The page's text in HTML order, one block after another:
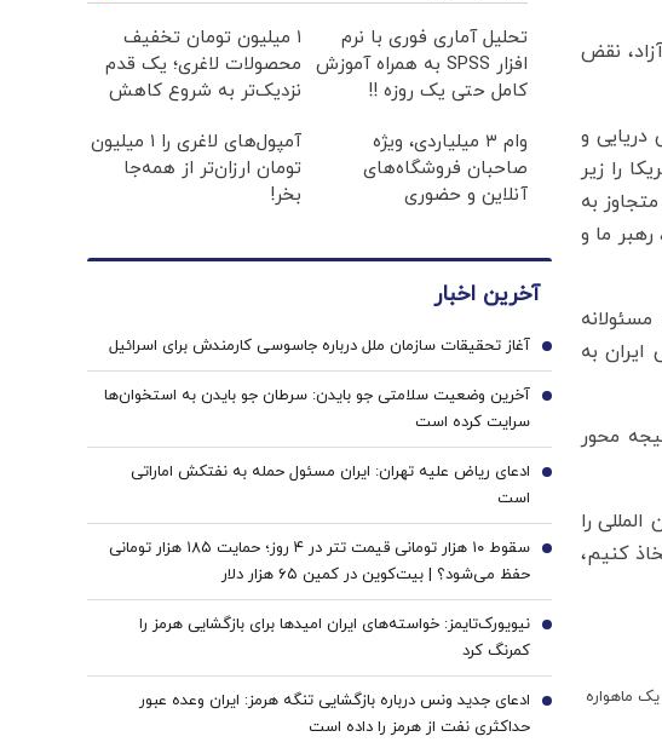
نقض
دریایی و
را زیر
به
ما و
به
محور
را
کنیم،
یک ماهواره
تحلیل آماری فوری با نرم
افزار SPSS به همراه آموزش
کامل حتی یک روزه !!
۱ میلیون تومان تخفیف
محصولات لاغری؛ یک قدم
نزدیک‌تر به شروع کاهش
وام ۳ میلیاردی، ویژه
صاحبان فروشگاه‌های
آنلاین و حضوری
آمپول‌های لاغری را ۱ میلیون
تومان ارزان‌تر از همه‌جا
بخر!
آخرین اخبار
آغاز تحقیقات سازمان ملل درباره جاسوسی کارمندش برای اسرائیل 1
آخرین وضعیت سلامتی جو بایدن: سرطان جو بایدن به استخوان‌ها
سرایت کرده است
2
ادعای ریاض علیه تهران: ایران مسئول حمله به نفتکش اماراتی
است
3
سقوط ۱۰ هزار تومانی قیمت تتر در ۴ روز؛ حمایت ۱۸۵ هزار تومانی
حفظ می‌شود؟ | بیت‌کوین در کمین ۶۵ هزار دلار
4
نیویورک‌تایمز: خواسته‌های ایران امیدها برای بازگشایی هرمز را
کمرنگ کرد
5
ادعای جدید ونس درباره بازگشایی تنگه هرمز: ایران وعده عبور
حداکثری نفت از هرمز را داده است
6